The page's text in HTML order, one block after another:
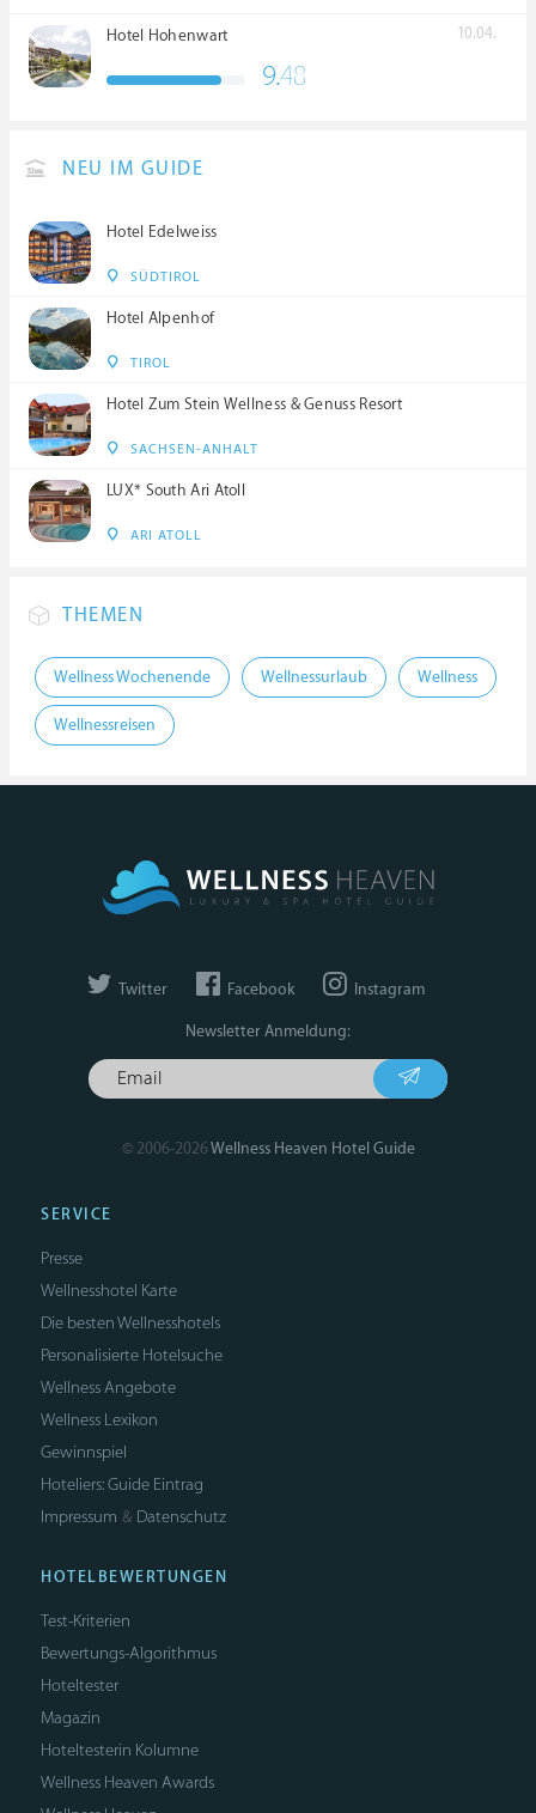
Hotel Hohenwart 10.04.
9.48
NEU IM GUIDE
Hotel Edelweiss
SÜDTIROL
Hotel Alpenhof
TIROL
Hotel Zum Stein Wellness & Genuss Resort
SACHSEN-ANHALT
LUX* South Ari Atoll
ARI ATOLL
THEMEN
Wellness Wochenende Wellnessurlaub Wellness
Wellnessreisen
Twitter Facebook Instagram
Newsletter Anmeldung:
© 2006-2026Wellness Heaven Hotel Guide
SERVICE
Presse
Wellnesshotel Karte
Die besten Wellnesshotels
Personalisierte Hotelsuche
Wellness Angebote
Wellness Lexikon
Gewinnspiel
Hoteliers: Guide Eintrag
Impressum & Datenschutz
HOTELBEWERTUNGEN
Test-Kriterien
Bewertungs-Algorithmus
Hoteltester
Magazin
Hoteltesterin Kolumne
Wellness Heaven Awards